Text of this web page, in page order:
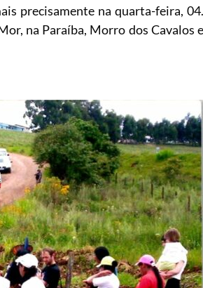
precisamente na quarta-feira, 04.
na Paraíba, Morro dos Cavalos e